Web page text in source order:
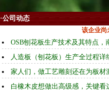
·公司动态
该企业尚
OSB刨花板生产技术及其特点
人造板（刨花板）生产全过程
家人们，做工艺雕刻还在为板
白橡木皮想做出高级感，关键